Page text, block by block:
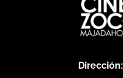
Dirección: